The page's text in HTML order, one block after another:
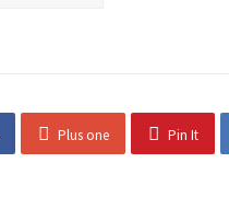
Plus one Pin It